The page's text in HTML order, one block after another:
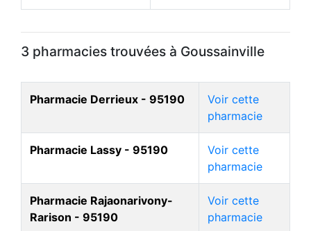
3 pharmacies trouvées à Goussainville
Pharmacie Derrieux - 95190
Voir cette
pharmacie
Pharmacie Lassy - 95190
Voir cette
pharmacie
Pharmacie Rajaonarivony-
Rarison - 95190
Voir cette
pharmacie